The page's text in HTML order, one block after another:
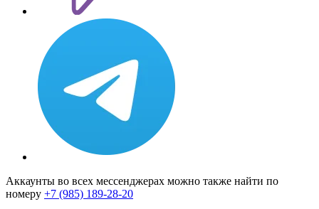
Аккаунты во всех мессенджерах можно также найти по
номеру +7 (985) 189-28-20